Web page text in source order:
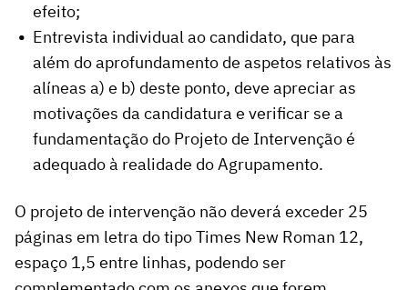
efeito;
Entrevista individual ao candidato, que para
além do aprofundamento de aspetos relativos às
alíneas a) e b) deste ponto, deve apreciar as
motivações da candidatura e verificar se a
fundamentação do Projeto de Intervenção é
adequado à realidade do Agrupamento.
O projeto de intervenção não deverá exceder 25
páginas em letra do tipo Times New Roman 12,
espaço 1,5 entre linhas, podendo ser